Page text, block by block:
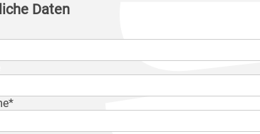
Daten